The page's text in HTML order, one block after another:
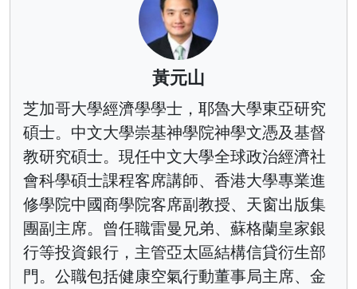
黃元山
芝加哥大學經濟學學士，耶魯大學東亞研究
碩士。中文大學崇基神學院神學文憑及基督
教研究碩士。現任中文大學全球政治經濟社
會科學碩士課程客席講師、香港大學專業進
修學院中國商學院客席副教授、天窗出版集
團副主席。曾任職雷曼兄弟、蘇格蘭皇家銀
行等投資銀行，主管亞太區結構信貸衍生部
門。公職包括健康空氣行動董事局主席、金